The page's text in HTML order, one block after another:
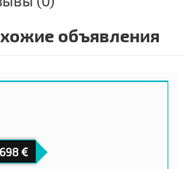
объявления
698